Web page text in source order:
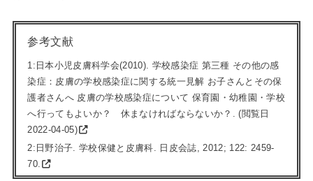
参考文献
1: 日本小児皮膚科学会(2010). 学校感染症 第三種 その他の感
染症：皮膚の学校感染症に関する統一見解 お子さんとその保
護者さんへ 皮膚の学校感染症について 保育園・幼稚園・学校
へ行ってもよいか？ 休まなければならないか？. (閲覧日
2022-04-05)
2: 日野治子. 学校保健と皮膚科. 日皮会誌, 2012; 122: 2459-
70.